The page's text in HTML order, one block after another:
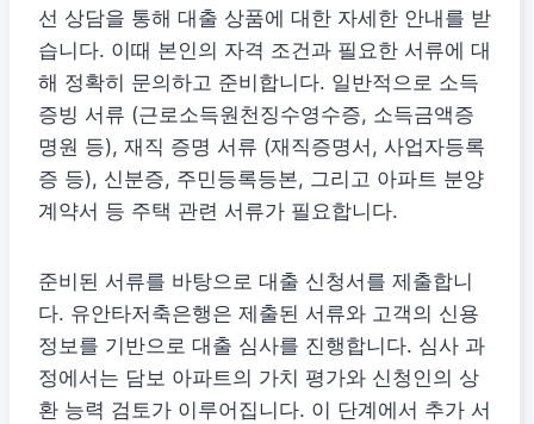
선 상담을 통해 대출 상품에 대한 자세한 안내를 받
습니다. 이때 본인의 자격 조건과 필요한 서류에 대
해 정확히 문의하고 준비합니다. 일반적으로 소득
증빙 서류 (근로소득원천징수영수증, 소득금액증
명원 등), 재직 증명 서류 (재직증명서, 사업자등록
증 등), 신분증, 주민등록등본, 그리고 아파트 분양
계약서 등 주택 관련 서류가 필요합니다.
준비된 서류를 바탕으로 대출 신청서를 제출합니
다. 유안타저축은행은 제출된 서류와 고객의 신용
정보를 기반으로 대출 심사를 진행합니다. 심사 과
정에서는 담보 아파트의 가치 평가와 신청인의 상
환 능력 검토가 이루어집니다. 이 단계에서 추가 서